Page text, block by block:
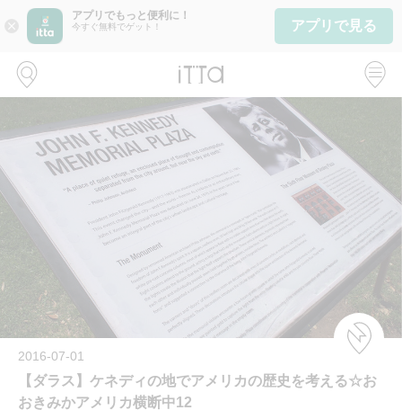
close
アプリでもっと便利に！
今すぐ無料でゲット！ アプリで見る
2016-07-01
【ダラス】ケネディの地でアメリカの歴史を考える☆お
おきみかアメリカ横断中12